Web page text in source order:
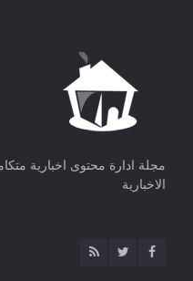
مجلة ادارة محتوى اخبارية
الاخبارية